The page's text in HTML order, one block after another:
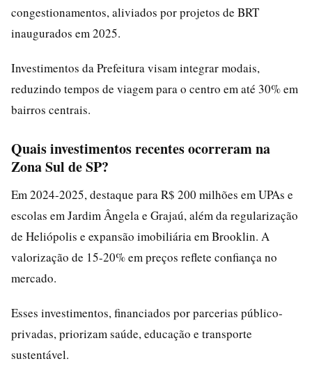
congestionamentos, aliviados por projetos de BRT
inaugurados em 2025.
Investimentos da Prefeitura visam integrar modais,
reduzindo tempos de viagem para o centro em até 30% em
bairros centrais.
Quais investimentos recentes ocorreram na
Zona Sul de SP?
Em 2024-2025, destaque para R$ 200 milhões em UPAs e
escolas em Jardim Ângela e Grajaú, além da regularização
de Heliópolis e expansão imobiliária em Brooklin. A
valorização de 15-20% em preços reflete confiança no
mercado.
Esses investimentos, financiados por parcerias público-
privadas, priorizam saúde, educação e transporte
sustentável.